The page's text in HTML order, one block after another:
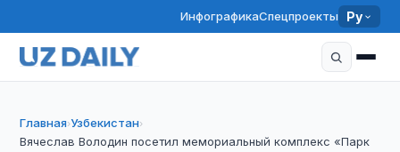
ИнфографикаСпецпроекты Ру
Главная›Узбекистан›
Вячеслав Володин посетил мемориальный комплекс «Парк